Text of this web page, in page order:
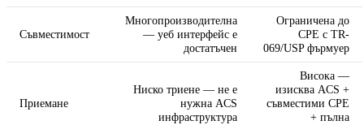
Съвместимост
Многопроизводителна
— уеб интерфейс е
достатъчен
Ограничена до
CPE с TR-
069/USP фърмуер
Приемане
Ниско триене — не е
нужна ACS
инфраструктура
Висока —
изисква ACS +
съвместими CPE
+ пълна